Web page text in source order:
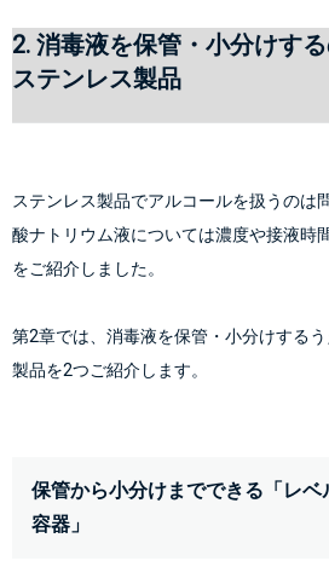
2. 消毒液を保管・小分けする
ステンレス製品
ステンレス製品でアルコールを扱うのは
酸ナトリウム液については濃度や接液時
をご紹介しました。
第2章では、消毒液を保管・小分けする
製品を2つご紹介します。
保管から小分けまでできる「レベ
容器」